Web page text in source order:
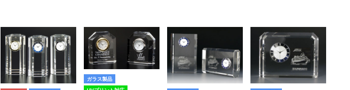
ガラス製品